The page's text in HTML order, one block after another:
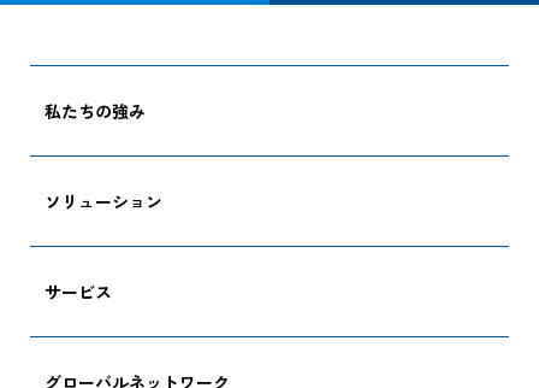
私たちの強み
ソリューション
サービス
グローバルネットワーク